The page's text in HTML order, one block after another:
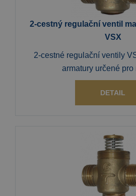
2-cestný regulační ventil
VSX
2-cestné regulační ventily
armatury určené pro
DETAIL